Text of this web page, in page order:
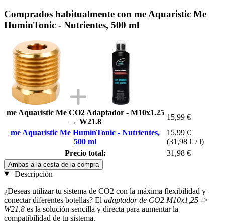
Comprados habitualmente con me Aquaristic Me
HuminTonic - Nutrientes, 500 ml
me Aquaristic Me CO2 Adaptador - M10x1.25
→ W21.8
15,99 €
me Aquaristic Me HuminTonic - Nutrientes,
500 ml
15,99 €
(31,98 € / l)
Precio total:
31,98 €
Ambas a la cesta de la compra
Descripción
¿Deseas utilizar tu sistema de CO2 con la máxima flexibilidad y
conectar diferentes botellas? El adaptador de CO2 M10x1,25 ->
W21,8 es la solución sencilla y directa para aumentar la
compatibilidad de tu sistema.